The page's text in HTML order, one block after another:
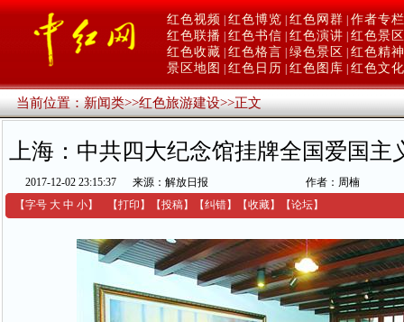
红色视频 红色博览 红色网群 作者专栏
红色联播 红色书信 红色演讲 红色景区
红色收藏 红色格言 绿色景区
红色精神
景区地图
红色日历 红色图库 红色文化
当前位置：新闻类>>红色旅游建设>>正文
上海：中共四大纪念馆挂牌全国爱国主
2017-12-02 23:15:37 来源：解放日报
作者：周楠
【字号 大 中 小】 【打印 】 【投稿】 【纠错】 【收藏】 【论坛】